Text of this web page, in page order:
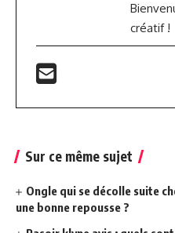
créatif !
Sur ce même sujet
Ongle qui se décolle suite
une bonne repousse ?